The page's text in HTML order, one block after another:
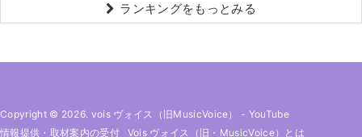
ランキングをもっとみる
Copyright © 2026. vois ヴォイス（旧MusicVoice） - YouTube
情報提供・取材案内の受付
Vois ヴォイス（旧・MusicVoice）とは